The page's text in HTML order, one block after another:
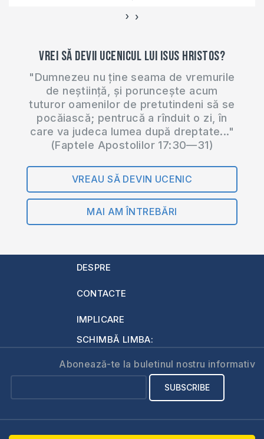
‹ ›
Vrei să devii ucenicul lui Isus Hristos?
"Dumnezeu nu ține seama de vremurile
de neștiință, și poruncește acum
tuturor oamenilor de pretutindeni să se
pocăiască; pentrucă a rînduit o zi, în
care va judeca lumea după dreptate..."
(Faptele Apostolilor 17:30—31)
VREAU SĂ DEVIN UCENIC
MAI AM ÎNTREBĂRI
DESPRE
CONTACTE
IMPLICARE
SCHIMBĂ LIMBA:
Abonează-te la buletinul nostru informativ